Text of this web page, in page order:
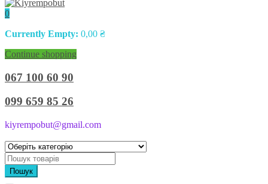
0
Currently Empty: 0,00 ₴
Continue shopping
067 100 60 90
099 659 85 26
kiyrempobut@gmail.com
Пошук